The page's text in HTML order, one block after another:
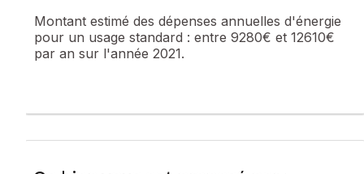
0603935466, E-mail : david.beziau@safti.fr - EI - Agent
commercial immatriculé au RSAC de NANTES sous le
numéro 519111702
Montant estimé des dépenses annuelles d'énergie
pour un usage standard : entre 9280€ et 12610€
par an sur l'année 2021.